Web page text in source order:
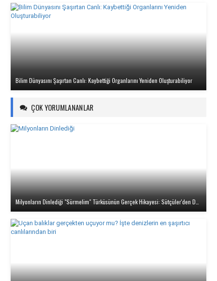
Bilim Dünyasını Şaşırtan Canlı: Kaybettiği Organlarını Yeniden Oluşturabiliyor
ÇOK YORUMLANANLAR